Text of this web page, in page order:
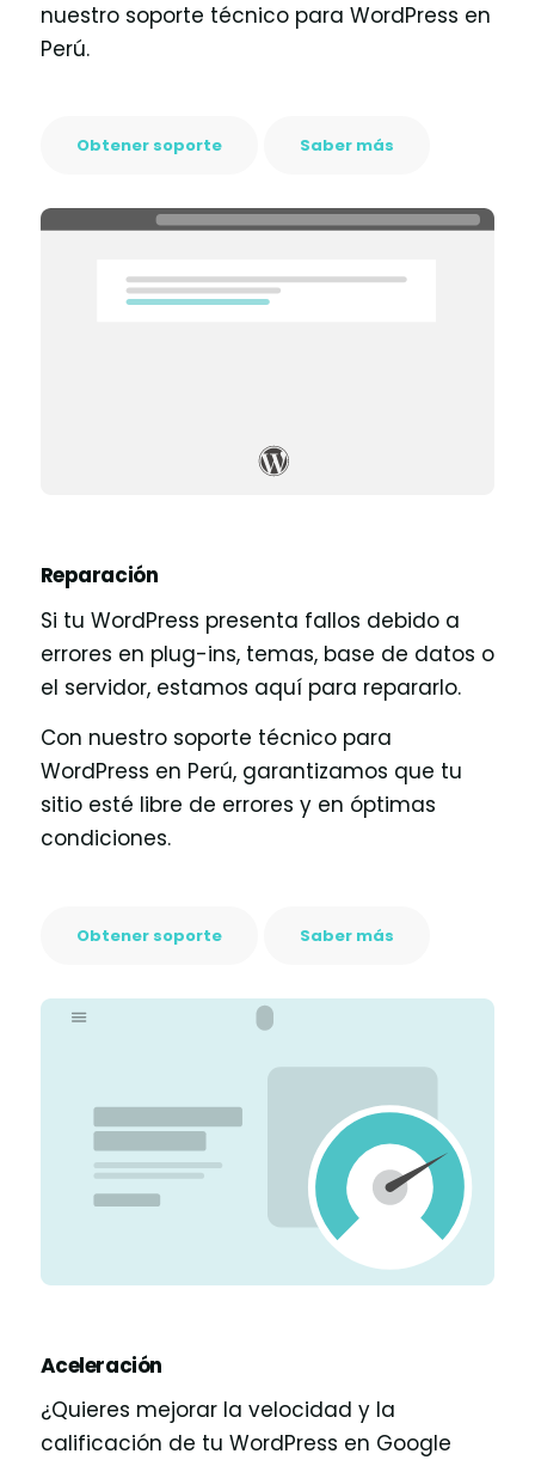
nuestro soporte técnico para WordPress en
Perú.
Obtener soporte Saber más
Reparación
Si tu WordPress presenta fallos debido a
errores en plug-ins, temas, base de datos o
el servidor, estamos aquí para repararlo.
Con nuestro soporte técnico para
WordPress en Perú, garantizamos que tu
sitio esté libre de errores y en óptimas
condiciones.
Obtener soporte Saber más
Aceleración
¿Quieres mejorar la velocidad y la
calificación de tu WordPress en Google